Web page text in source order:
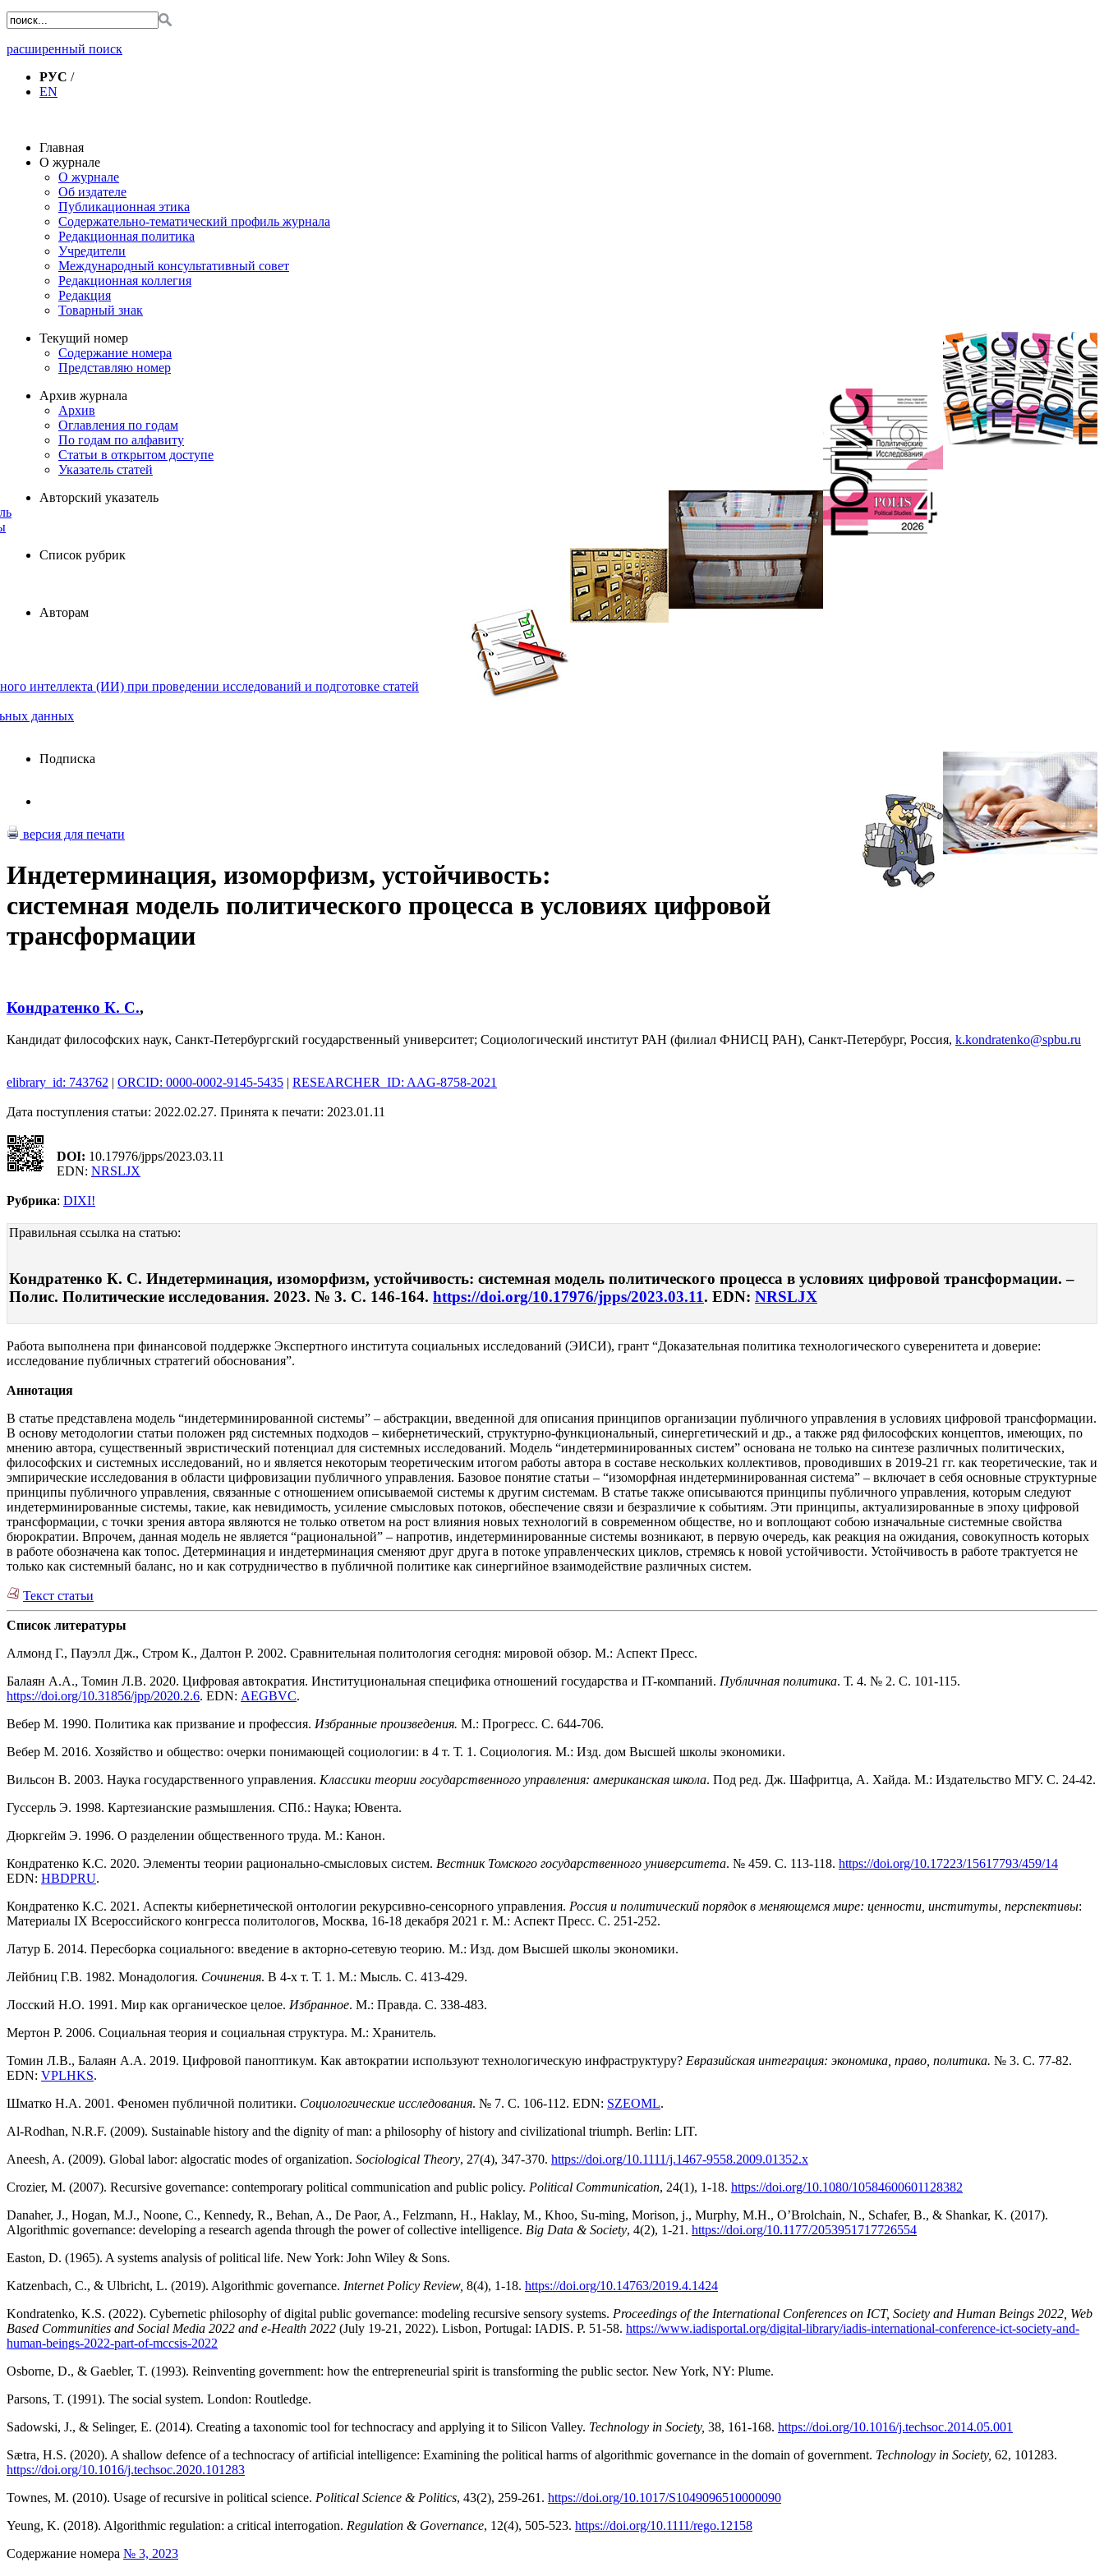
расширенный поиск
РУС /
EN
Главная
О журнале
О журнале
Об издателе
Публикационная этика
Содержательно-тематический профиль журнала
Редакционная политика
Учредители
Международный консультативный совет
Редакционная коллегия
Редакция
Товарный знак
Текущий номер
Содержание номера
Представляю номер
Архив журнала
Архив
Оглавления по годам
По годам по алфавиту
Статьи в открытом доступе
Указатель статей
Авторский указатель
Список рубрик
Авторам
интеллекта (ИИ) при проведении исследований и подготовке статей
данных
Подписка
версия для печати
Индетерминация, изоморфизм, устойчивость:
системная модель политического процесса в условиях цифровой
трансформации
Кондратенко К. С.,
Кандидат философских наук, Санкт-Петербургский государственный университет; Социологический институт РАН (филиал ФНИСЦ РАН), Санкт-Петербург, Россия, k.kondratenko@spbu.ru
elibrary_id: 743762 | ORCID: 0000-0002-9145-5435 | RESEARCHER_ID: AAG-8758-2021
Дата поступления статьи: 2022.02.27. Принята к печати: 2023.01.11
DOI: 10.17976/jpps/2023.03.11
EDN: NRSLJX
Рубрика: DIXI!
Правильная ссылка на статью:
Кондратенко К. С. Индетерминация, изоморфизм, устойчивость: системная модель политического процесса в условиях цифровой трансформации. –
Полис. Политические исследования. 2023. № 3. С. 146-164. https://doi.org/10.17976/jpps/2023.03.11. EDN: NRSLJX
Работа выполнена при финансовой поддержке Экспертного института социальных исследований (ЭИСИ), грант “Доказательная политика технологического суверенитета и доверие:
исследование публичных стратегий обоснования”.
Аннотация
В статье представлена модель “индетерминированной системы” – абстракции, введенной для описания принципов организации публичного управления в условиях цифровой трансформации.
В основу методологии статьи положен ряд системных подходов – кибернетический, структурно-функциональный, синергетический и др., а также ряд философских концептов, имеющих, по
мнению автора, существенный эвристический потенциал для системных исследований. Модель “индетерминированных систем” основана не только на синтезе различных политических,
философских и системных исследований, но и является некоторым теоретическим итогом работы автора в составе нескольких коллективов, проводивших в 2019-21 гг. как теоретические, так и
эмпирические исследования в области цифровизации публичного управления. Базовое понятие статьи – “изоморфная индетерминированная система” – включает в себя основные структурные
принципы публичного управления, связанные с отношением описываемой системы к другим системам. В статье также описываются принципы публичного управления, которым следуют
индетерминированные системы, такие, как невидимость, усиление смысловых потоков, обеспечение связи и безразличие к событиям. Эти принципы, актуализированные в эпоху цифровой
трансформации, с точки зрения автора являются не только ответом на рост влияния новых технологий в современном обществе, но и воплощают собою изначальные системные свойства
бюрократии. Впрочем, данная модель не является “рациональной” – напротив, индетерминированные системы возникают, в первую очередь, как реакция на ожидания, совокупность которых
в работе обозначена как топос. Детерминация и индетерминация сменяют друг друга в потоке управленческих циклов, стремясь к новой устойчивости. Устойчивость в работе трактуется не
только как системный баланс, но и как сотрудничество в публичной политике как синергийное взаимодействие различных систем.
Текст статьи
Список литературы
Алмонд Г., Пауэлл Дж., Стром К., Далтон Р. 2002. Сравнительная политология сегодня: мировой обзор. М.: Аспект Пресс.
Балаян А.А., Томин Л.В. 2020. Цифровая автократия. Институциональная специфика отношений государства и IT-компаний. Публичная политика. Т. 4. № 2. С. 101-115.
https://doi.org/10.31856/jpp/2020.2.6. EDN: AEGBVC.
Вебер М. 1990. Политика как призвание и профессия. Избранные произведения. М.: Прогресс. С. 644-706.
Вебер М. 2016. Хозяйство и общество: очерки понимающей социологии: в 4 т. Т. 1. Социология. М.: Изд. дом Высшей школы экономики.
Вильсон В. 2003. Наука государственного управления. Классики теории государственного управления: американская школа. Под ред. Дж. Шафритца, А. Хайда. М.: Издательство МГУ. С. 24-42.
Гуссерль Э. 1998. Картезианские размышления. СПб.: Наука; Ювента.
Дюркгейм Э. 1996. О разделении общественного труда. М.: Канон.
Кондратенко К.С. 2020. Элементы теории рационально-смысловых систем. Вестник Томского государственного университета. № 459. С. 113-118. https://doi.org/10.17223/15617793/459/14
EDN: HBDPRU.
Кондратенко К.С. 2021. Аспекты кибернетической онтологии рекурсивно-сенсорного управления. Россия и политический порядок в меняющемся мире: ценности, институты, перспективы:
Материалы IX Всероссийского конгресса политологов, Москва, 16-18 декабря 2021 г. М.: Аспект Пресс. С. 251-252.
Латур Б. 2014. Пересборка социального: введение в акторно-сетевую теорию. М.: Изд. дом Высшей школы экономики.
Лейбниц Г.В. 1982. Монадология. Сочинения. В 4-х т. Т. 1. М.: Мысль. С. 413-429.
Лосский Н.О. 1991. Мир как органическое целое. Избранное. М.: Правда. С. 338-483.
Мертон Р. 2006. Социальная теория и социальная структура. М.: Хранитель.
Томин Л.В., Балаян А.А. 2019. Цифровой паноптикум. Как автократии используют технологическую инфраструктуру? Евразийская интеграция: экономика, право, политика. № 3. С. 77-82.
EDN: VPLHKS.
Шматко Н.А. 2001. Феномен публичной политики. Социологические исследования. № 7. С. 106-112. EDN: SZEOML.
Al-Rodhan, N.R.F. (2009). Sustainable history and the dignity of man: a philosophy of history and civilizational triumph. Berlin: LIT.
Aneesh, A. (2009). Global labor: algocratic modes of organization. Sociological Theory, 27(4), 347-370. https://doi.org/10.1111/j.1467-9558.2009.01352.x
Crozier, M. (2007). Recursive governance: contemporary political communication and public policy. Political Communication, 24(1), 1-18. https://doi.org/10.1080/10584600601128382
Danaher, J., Hogan, M.J., Noone, C., Kennedy, R., Behan, A., De Paor, A., Felzmann, H., Haklay, M., Khoo, Su-ming, Morison, j., Murphy, M.H., O’Brolchain, N., Schafer, B., & Shankar, K. (2017).
Algorithmic governance: developing a research agenda through the power of collective intelligence. Big Data & Society, 4(2), 1-21. https://doi.org/10.1177/2053951717726554
Easton, D. (1965). A systems analysis of political life. New York: John Wiley & Sons.
Katzenbach, C., & Ulbricht, L. (2019). Algorithmic governance. Internet Policy Review, 8(4), 1-18. https://doi.org/10.14763/2019.4.1424
Kondratenko, K.S. (2022). Cybernetic philosophy of digital public governance: modeling recursive sensory systems. Proceedings of the International Conferences on ICT, Society and Human Beings 2022, Web
Based Communities and Social Media 2022 and e-Health 2022 (July 19-21, 2022). Lisbon, Portugal: IADIS. P. 51-58. https://www.iadisportal.org/digital-library/iadis-international-conference-ict-society-and-
human-beings-2022-part-of-mccsis-2022
Osborne, D., & Gaebler, T. (1993). Reinventing government: how the entrepreneurial spirit is transforming the public sector. New York, NY: Plume.
Parsons, T. (1991). The social system. London: Routledge.
Sadowski, J., & Selinger, E. (2014). Creating a taxonomic tool for technocracy and applying it to Silicon Valley. Technology in Society, 38, 161-168. https://doi.org/10.1016/j.techsoc.2014.05.001
Sætra, H.S. (2020). A shallow defence of a technocracy of artificial intelligence: Examining the political harms of algorithmic governance in the domain of government. Technology in Society, 62, 101283.
https://doi.org/10.1016/j.techsoc.2020.101283
Townes, M. (2010). Usage of recursive in political science. Political Science & Politics, 43(2), 259-261. https://doi.org/10.1017/S1049096510000090
Yeung, K. (2018). Algorithmic regulation: a critical interrogation. Regulation & Governance, 12(4), 505-523. https://doi.org/10.1111/rego.12158
Содержание номера № 3, 2023